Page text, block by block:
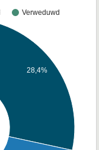
Verweduwd
28,4%